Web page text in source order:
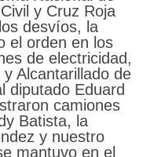
y Cruz Roja
desvíos, la
el orden en los
de electricidad,
Alcantarillado de
diputado Eduard
camiones
Batista, la
y nuestro
mantuvo en el